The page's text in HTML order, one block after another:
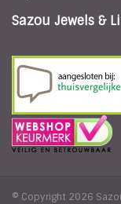
Sazou Jewels &
© Copyright 2026